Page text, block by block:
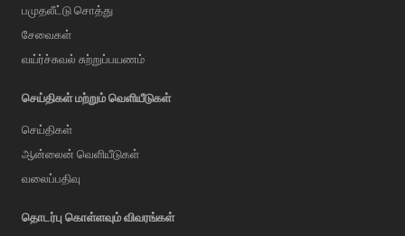
பமுதலீட்டு சொத்து
சேவைகள்
வய்ர்ச்சுவல் சுற்றுப்பயணம்
செய்திகள் மற்றும் வெளியீடுகள்
செய்திகள்
ஆன்லைன் வெளியீடுகள்
வலைப்பதிவு
தொடர்பு கொள்ளவும் விவரங்கள்